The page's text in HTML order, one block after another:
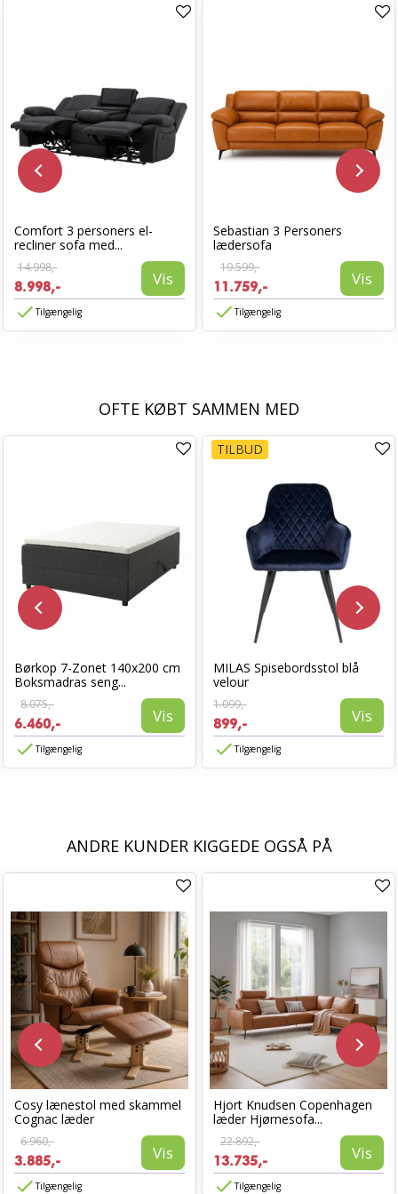
Comfort 3 personers el-
recliner sofa med...
14.998,-
8.998,- Vis
Tilgængelig
Sebastian 3 Personers
lædersofa
19.599,-
11.759,- Vis
Tilgængelig
OFTE KØBT SAMMEN MED
Børkop 7-Zonet 140x200 cm
Boksmadras seng...
8.075,-
6.460,- Vis
Tilgængelig
TILBUD
MILAS Spisebordsstol blå
velour
1.099,-
899,- Vis
Tilgængelig
ANDRE KUNDER KIGGEDE OGSÅ PÅ
Cosy lænestol med skammel
Cognac læder
6.960,-
3.885,- Vis
Tilgængelig
Hjort Knudsen Copenhagen
læder Hjørnesofa...
22.892,-
13.735,- Vis
Tilgængelig